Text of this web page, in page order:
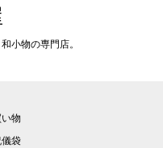
小物の専門店。
物
袋